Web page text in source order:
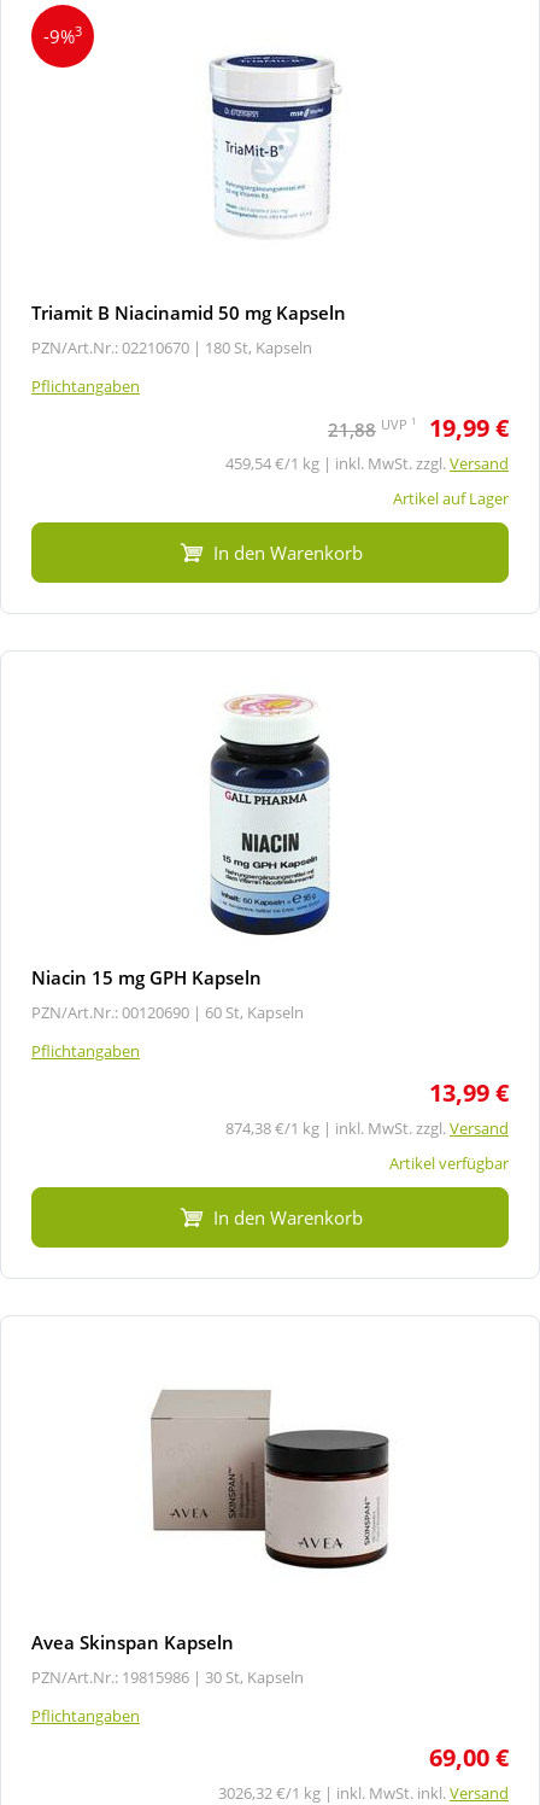
-9%3
Triamit B Niacinamid 50 mg Kapseln
PZN/Art.Nr.: 02210670 | 180 St, Kapseln
Pflichtangaben
21,88 UVP 1 19,99 €
459,54 €/1 kg | inkl. MwSt. zzgl.Versand
Artikel auf Lager
In den Warenkorb
Niacin 15 mg GPH Kapseln
PZN/Art.Nr.: 00120690 | 60 St, Kapseln
Pflichtangaben
13,99 €
874,38 €/1 kg | inkl. MwSt. zzgl.Versand
Artikel verfügbar
In den Warenkorb
Avea Skinspan Kapseln
PZN/Art.Nr.: 19815986 | 30 St, Kapseln
Pflichtangaben
69,00 €
3026,32 €/1 kg | inkl. MwSt. inkl.Versand